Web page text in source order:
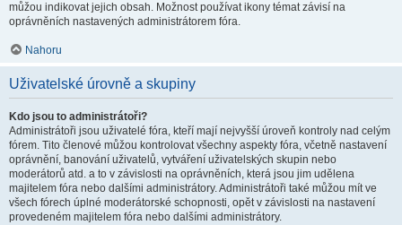
můžou indikovat jejich obsah. Možnost používat ikony témat závisí na
oprávněních nastavených administrátorem fóra.
Nahoru
Uživatelské úrovně a skupiny
Kdo jsou to administrátoři?
Administrátoři jsou uživatelé fóra, kteří mají nejvyšší úroveň kontroly nad celým
fórem. Tito členové můžou kontrolovat všechny aspekty fóra, včetně nastavení
oprávnění, banování uživatelů, vytváření uživatelských skupin nebo
moderátorů atd. a to v závislosti na oprávněních, která jsou jim udělena
majitelem fóra nebo dalšími administrátory. Administrátoři také můžou mít ve
všech fórech úplné moderátorské schopnosti, opět v závislosti na nastavení
provedeném majitelem fóra nebo dalšími administrátory.